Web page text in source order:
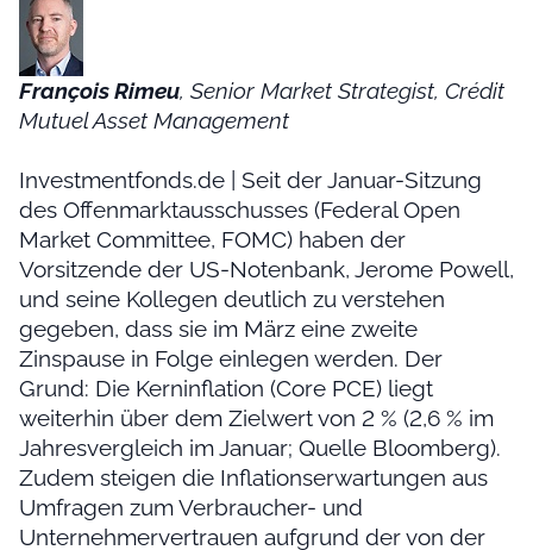
François Rimeu, Senior Market Strategist, Crédit
Mutuel Asset Management
Investmentfonds.de | Seit der Januar-Sitzung
des Offenmarktausschusses (Federal Open
Market Committee, FOMC) haben der
Vorsitzende der US-Notenbank, Jerome Powell,
und seine Kollegen deutlich zu verstehen
gegeben, dass sie im März eine zweite
Zinspause in Folge einlegen werden. Der
Grund: Die Kerninflation (Core PCE) liegt
weiterhin über dem Zielwert von 2 % (2,6 % im
Jahresvergleich im Januar; Quelle Bloomberg).
Zudem steigen die Inflationserwartungen aus
Umfragen zum Verbraucher- und
Unternehmervertrauen aufgrund der von der